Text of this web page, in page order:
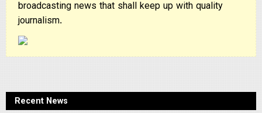
broadcasting news that shall keep up with quality
journalism.
Recent News